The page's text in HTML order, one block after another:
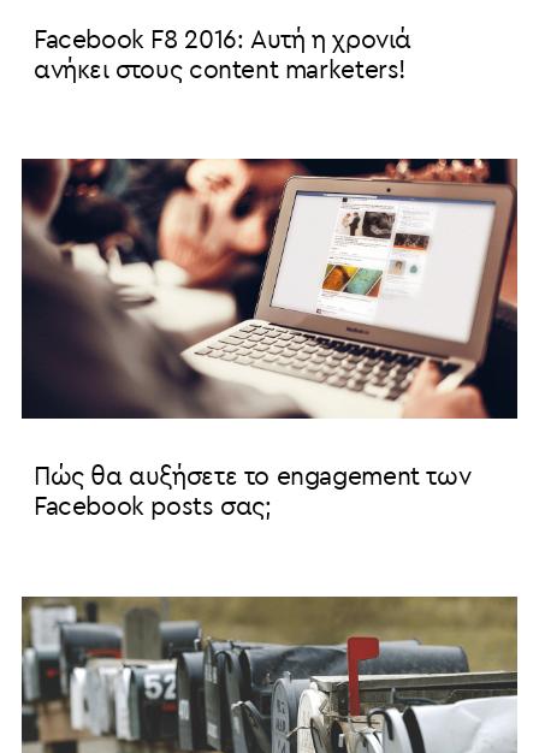
Facebook F8 2016: Αυτή η χρονιά
ανήκει στους content marketers!
Πώς θα αυξήσετε το engagement των
Facebook posts σας;